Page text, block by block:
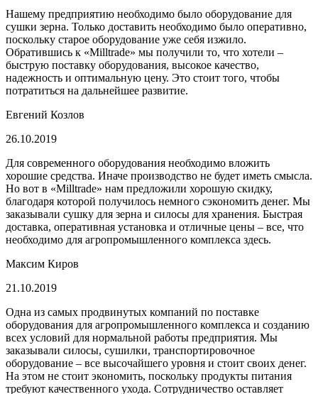
Нашему предприятию необходимо было оборудование для
сушки зерна. Только доставить необходимо было оперативно,
поскольку старое оборудование уже себя изжило.
Обратившись к «Milltrade» мы получили то, что хотели –
быструю поставку оборудования, высокое качество,
надежность и оптимальную цену. Это стоит того, чтобы
потратиться на дальнейшее развитие.
Евгений Козлов
26.10.2019
Для современного оборудования необходимо вложить
хорошие средства. Иначе производство не будет иметь смысла.
Но вот в «Milltrade» нам предложили хорошую скидку,
благодаря которой получилось немного сэкономить денег. Мы
заказывали сушку для зерна и силосы для хранения. Быстрая
доставка, оперативная установка и отличные цены – все, что
необходимо для агропромышленного комплекса здесь.
Максим Киров
21.10.2019
Одна из самых продвинутых компаний по поставке
оборудования для агропромышленного комплекса и созданию
всех условий для нормальной работы предприятия. Мы
заказывали силосы, сушилки, транспортировочное
оборудование – все высочайшего уровня и стоит своих денег.
На этом не стоит экономить, поскольку продукты питания
требуют качественного ухода. Сотрудничество оставляет